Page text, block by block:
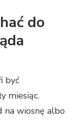
do
być
miesiąc.
na wiosnę albo